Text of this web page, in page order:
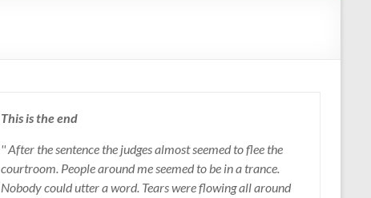
This is the end
'' After the sentence the judges almost seemed to flee the
courtroom. People around me seemed to be in a trance.
Nobody could utter a word. Tears were flowing all around